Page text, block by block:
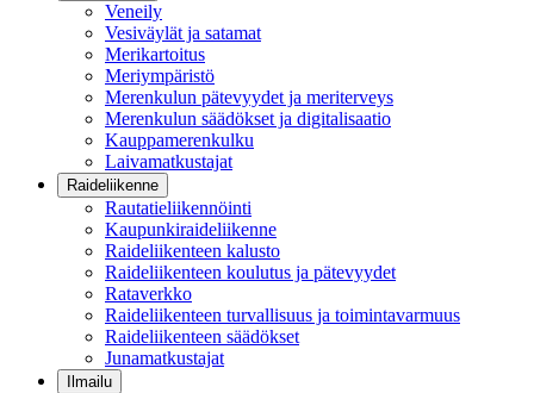
Veneily
Vesiväylät ja satamat
Merikartoitus
Meriympäristö
Merenkulun pätevyydet ja meriterveys
Merenkulun säädökset ja digitalisaatio
Kauppamerenkulku
Laivamatkustajat
Raideliikenne
Rautatieliikennöinti
Kaupunkiraideliikenne
Raideliikenteen kalusto
Raideliikenteen koulutus ja pätevyydet
Rataverkko
Raideliikenteen turvallisuus ja toimintavarmuus
Raideliikenteen säädökset
Junamatkustajat
Ilmailu